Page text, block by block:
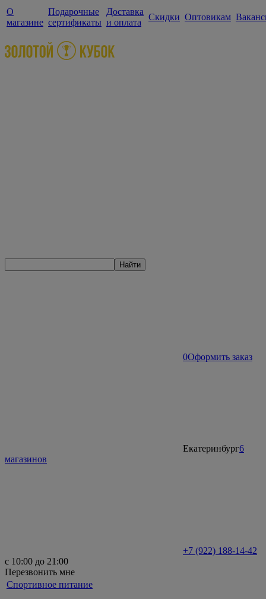
О
магазине
Подарочные
сертификаты
Доставка
и оплата
Скидки Оптовикам
Найти
0Оформить заказ
Екатеринбург6
магазинов
+7 (922) 188-14-42
с 10:00 до 21:00
Перезвонить мне
Спортивное питание